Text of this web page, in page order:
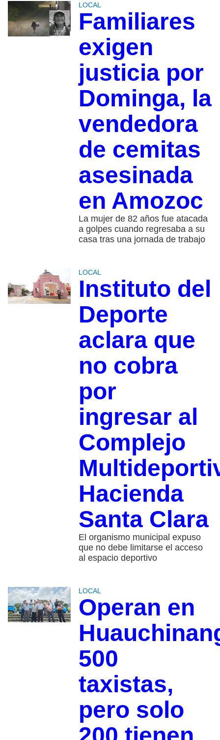
LOCAL
Familiares
exigen
justicia por
Dominga, la
vendedora
de cemitas
asesinada
en Amozoc
La mujer de 82 años fue atacada
a golpes cuando regresaba a su
casa tras una jornada de trabajo
LOCAL
Instituto del
Deporte
aclara que
no cobra
por
ingresar al
Complejo
Hacienda
Santa Clara
El organismo municipal expuso
que no debe limitarse el acceso
al espacio deportivo
LOCAL
Operan en
500
taxistas,
pero solo